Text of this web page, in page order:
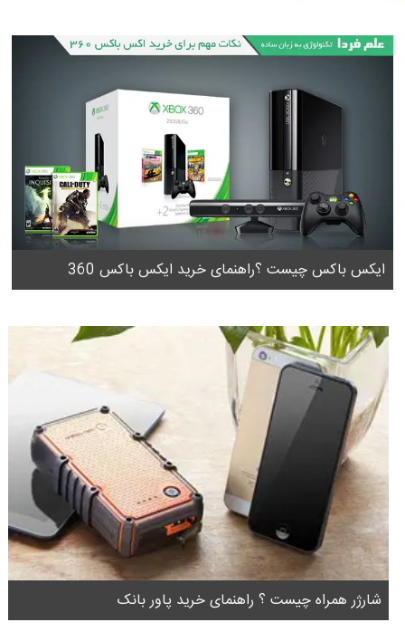
ایکس باکس چیست ؟راهنمای خرید ایکس باکس 360
شارژر همراه چیست ؟ راهنمای خرید پاور بانک